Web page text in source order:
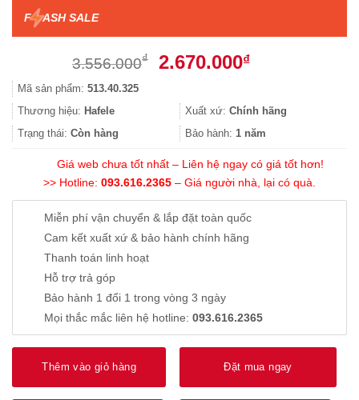
F ASH SALE
3.556.000₫
Giá
3.556.000₫.
2.670.000₫Giá
là:
2.670.000₫.
Mã sản phẩm: 513.40.325
Thương hiệu: Hafele Xuất xứ: Chính hãng
Trạng thái: Còn hàng Bảo hành: 1 năm
Giá web chưa tốt nhất – Liên hệ ngay có giá tốt hơn!
>> Hotline: 093.616.2365 – Giá người nhà, lại có quà.
Miễn phí vận chuyển & lắp đặt toàn quốc
Cam kết xuất xứ & bảo hành chính hãng
Thanh toán linh hoạt
Hỗ trợ trả góp
Bảo hành 1 đổi 1 trong vòng 3 ngày
Mọi thắc mắc liên hệ hotline: 093.616.2365
Thêm vào giỏ hàng Đặt mua ngay